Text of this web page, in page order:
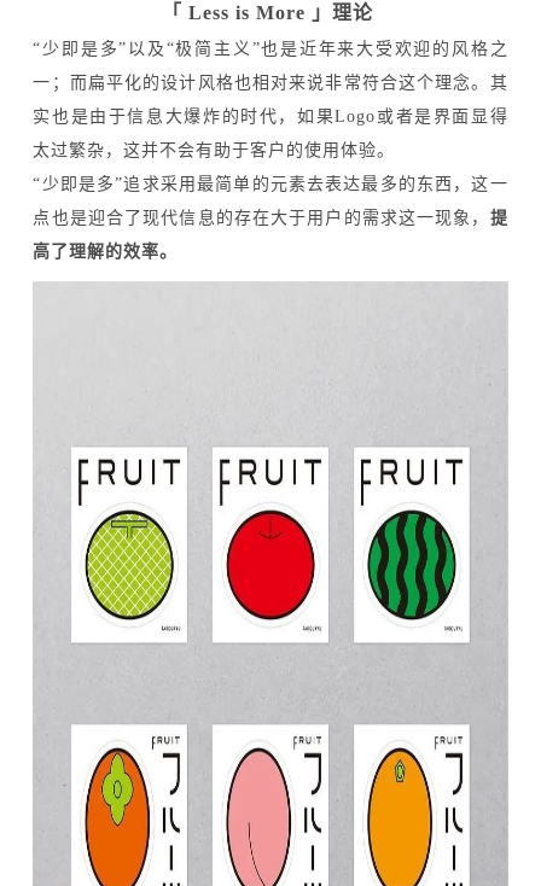
「 Less is More 」理论
“少即是多”以及“极简主义”也是近年来大受欢迎的风格之
一；而扁平化的设计风格也相对来说非常符合这个理念。其
实也是由于信息大爆炸的时代，如果Logo或者是界面显得
太过繁杂，这并不会有助于客户的使用体验。
“少即是多”追求采用最简单的元素去表达最多的东西，这一
点也是迎合了现代信息的存在大于用户的需求这一现象， 提
高了理解的效率。